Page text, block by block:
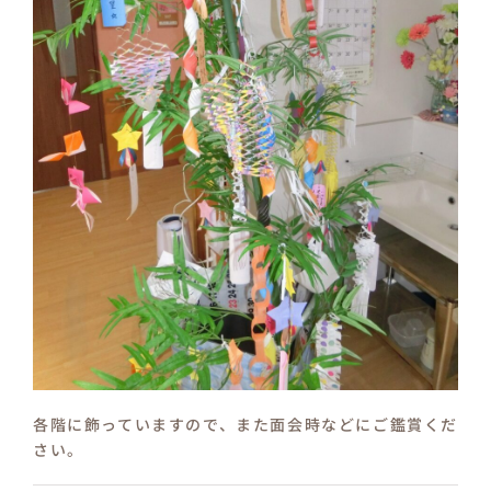
各階に飾っていますので、また面会時などにご鑑賞くだ
さい。